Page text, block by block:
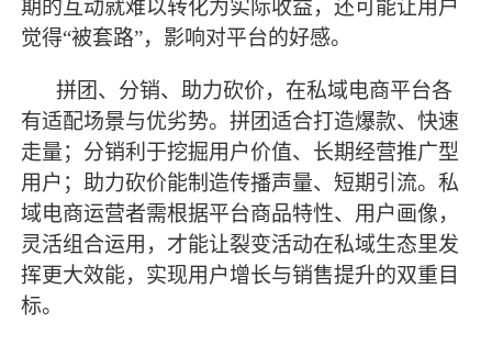
期的互动就难以转化为实际收益，还可能让用户
觉得“被套路”，影响对平台的好感。
拼团、分销、助力砍价，在私域电商平台各
有适配场景与优劣势。拼团适合打造爆款、快速
走量；分销利于挖掘用户价值、长期经营推广型
用户；助力砍价能制造传播声量、短期引流。私
域电商运营者需根据平台商品特性、用户画像，
灵活组合运用，才能让裂变活动在私域生态里发
挥更大效能，实现用户增长与销售提升的双重目
标。